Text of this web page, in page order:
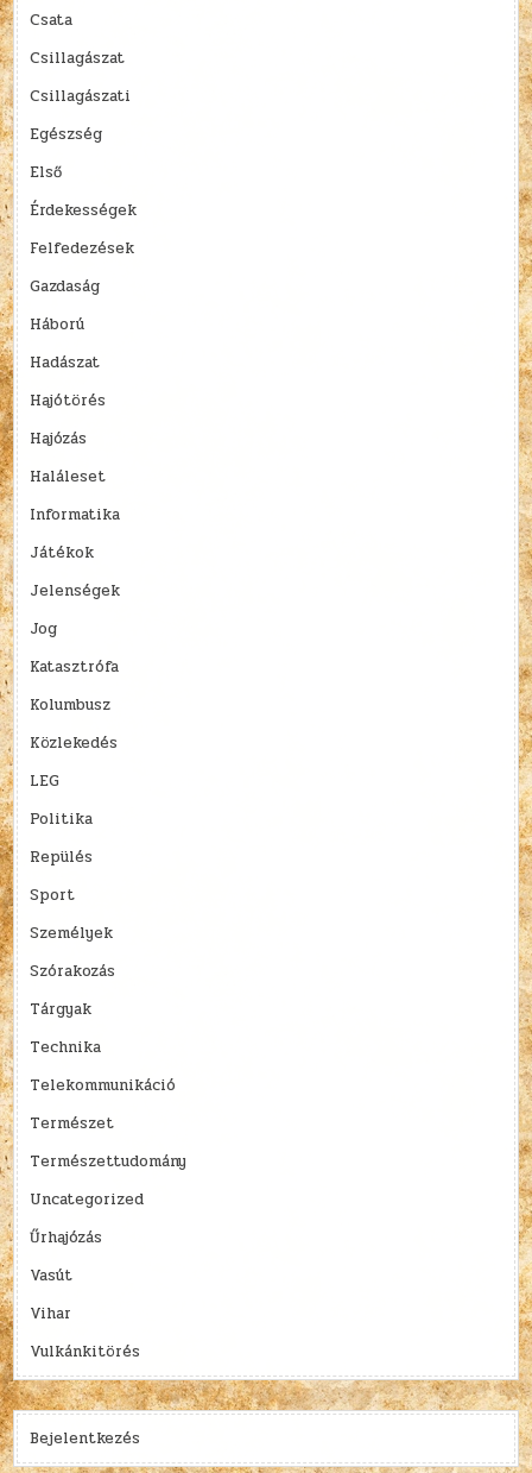
Csata
Csillagászat
Csillagászati
Egészség
Első
Érdekességek
Felfedezések
Gazdaság
Háború
Hadászat
Hajótörés
Hajózás
Haláleset
Informatika
Játékok
Jelenségek
Jog
Katasztrófa
Kolumbusz
Közlekedés
LEG
Politika
Repülés
Sport
Személyek
Szórakozás
Tárgyak
Technika
Telekommunikáció
Természet
Természettudomány
Uncategorized
Űrhajózás
Vasút
Vihar
Vulkánkitörés
Bejelentkezés